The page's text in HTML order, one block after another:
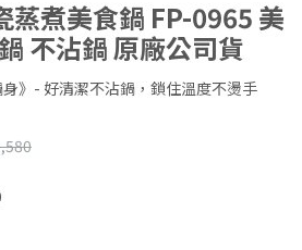
蒸煮美食鍋 FP-0965 美
不沾鍋 原廠公司貨
》- 好清潔不沾鍋，鎖住溫度不燙手